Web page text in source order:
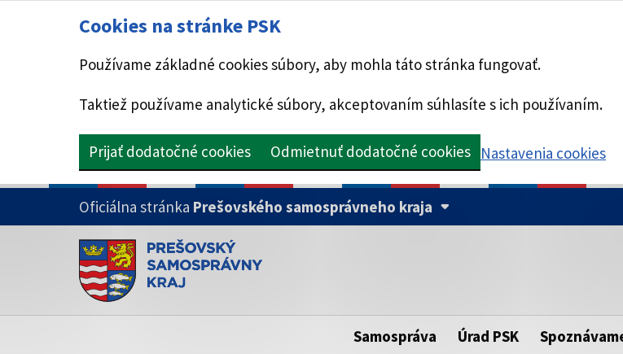
Cookies na stránke PSK
Používame základné cookies súbory, aby mohla táto stránka fungovať.
Taktiež používame analytické súbory, akceptovaním súhlasíte s ich používaním.
Prijať dodatočné cookies Odmietnuť dodatočné cookies Nastavenia cookies
PRESKOČIŤ NA HLAVNÝ OBSAH
Oficiálna stránka Prešovského samosprávneho kraja
Doména psk.sk je oficiálna
Toto je oficiálna webová stránka Prešovského samosprávneho kraja.
Táto
https://
Samospráva Úrad PSK